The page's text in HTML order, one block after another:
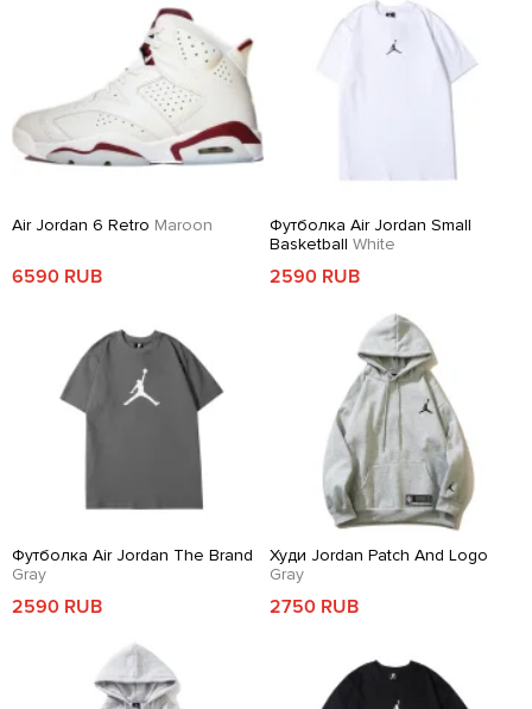
Air Jordan 6 Retro Maroon
6590 RUB
Футболка Air Jordan Small
Basketball White
2590 RUB
Футболка Air Jordan The Brand
Gray
2590 RUB
Худи Jordan Patch And Logo
Gray
2750 RUB